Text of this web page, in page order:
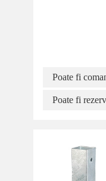
Poate fi
Poate fi